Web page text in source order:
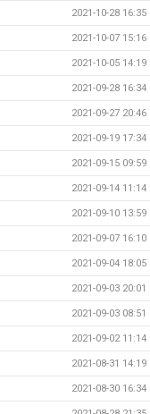
2021-10-28 16:35
2021-10-07 15:16
2021-10-05 14:19
2021-09-28 16:34
2021-09-27 20:46
2021-09-19 17:34
2021-09-15 09:59
2021-09-14 11:14
2021-09-10 13:59
2021-09-07 16:10
2021-09-04 18:05
2021-09-03 20:01
2021-09-03 08:51
2021-09-02 11:14
2021-08-31 14:19
2021-08-30 16:34